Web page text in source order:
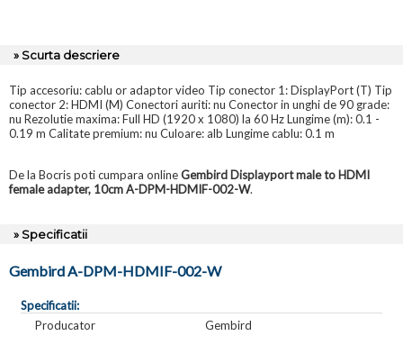
» Scurta descriere
Tip accesoriu: cablu or adaptor video Tip conector 1: DisplayPort (T) Tip
conector 2: HDMI (M) Conectori auriti: nu Conector in unghi de 90 grade:
nu Rezolutie maxima: Full HD (1920 x 1080) la 60 Hz Lungime (m): 0.1 -
0.19 m Calitate premium: nu Culoare: alb Lungime cablu: 0.1 m
De la Bocris poti cumpara onlineGembird Displayport male to HDMI
female adapter, 10cm A-DPM-HDMIF-002-W.
» Specificatii
Gembird A-DPM-HDMIF-002-W
Specificatii:
Producator
Gembird